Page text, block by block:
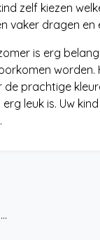
zelf kiezen
vaker dragen en
is erg
de prachtige
leuk is. Uw